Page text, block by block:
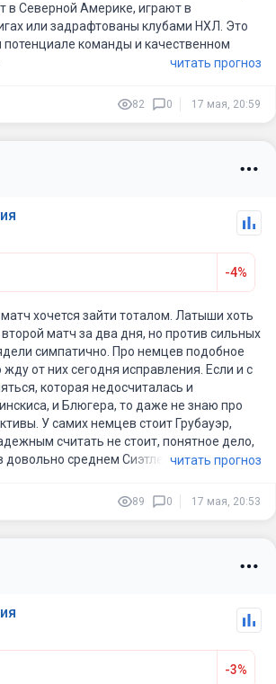
в Северной Америке, играют в
или задрафтованы клубами НХЛ. Это
потенциале команды и качественном
самоотдачей и организованной
Швейцарии команда смотрелась
далеко не самый мощный состав. Не
Айсбарена, которые обычно делают
выделить только нескольких игроков
или Тиффельса, а в остальном состав
средне по меркам топ-сборных.
вижу большого преимущества Германии.
играть с такими немцами на
и психологически у них есть
и в других составах, но на Олимпиаде
Германию, и это тоже показатель.
максимально плотным и
на игру, которая уйдёт в овертайм.
отличным вариантом.
читать прогноз
82 0 17 мая, 20:59
-4%
хочется зайти тоталом. Латыши хоть
матч за два дня, но против сильных
симпатично. Про немцев подобное
жду от них сегодня исправления. Если и с
которая недосчиталась и
и Блюгера, то даже не знаю про
У самих немцев стоит Грубауэр,
считать не стоит, понятное дело,
довольно среднем Сиэтле. Обе сборные
потому буду ждать интересного и
читать прогноз
89 0 17 мая, 20:53
-3%